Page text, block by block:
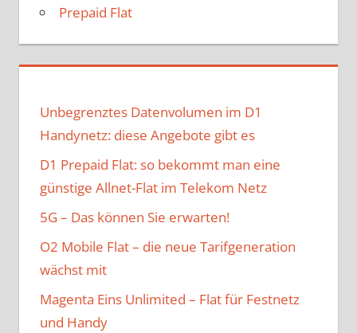
Prepaid Flat
Unbegrenztes Datenvolumen im D1
Handynetz: diese Angebote gibt es
D1 Prepaid Flat: so bekommt man eine
günstige Allnet-Flat im Telekom Netz
5G – Das können Sie erwarten!
O2 Mobile Flat – die neue Tarifgeneration
wächst mit
Magenta Eins Unlimited – Flat für Festnetz
und Handy